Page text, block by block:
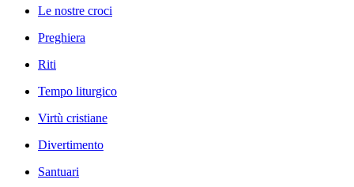
Le nostre croci
Preghiera
Riti
Tempo liturgico
Virtù cristiane
Divertimento
Santuari